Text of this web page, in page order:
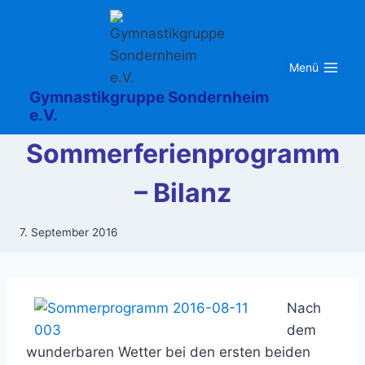
Gymnastikgruppe Sondernheim
e.V.
Menü
Sommerferienprogramm
– Bilanz
7. September 2016
Nach
dem
wunderbaren Wetter bei den ersten beiden